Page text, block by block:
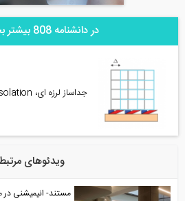
در دانشنامه 808 بیشتر بخوانید ...
جداساز لرزه ای، Seismic Isolation
ویدئوهای مرتبط
مستند- انیمیشنی در